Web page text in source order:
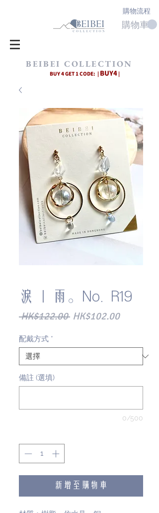
購物流程
購物車
BEIBEI COLLECTION
BUY 4 GET 1 CODE: | BUY4|
淚 | 雨。No. R19
HK$122.00 一HK$102.00促
配戴方式 *
備註 (選填)
0/500
新增至購物車